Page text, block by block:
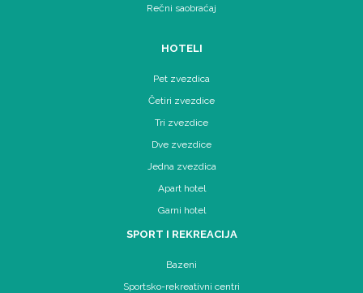
Rečni saobraćaj
HOTELI
Pet zvezdica
Četiri zvezdice
Tri zvezdice
Dve zvezdice
Jedna zvezdica
Apart hotel
Garni hotel
SPORT I REKREACIJA
Bazeni
Sportsko-rekreativni centri